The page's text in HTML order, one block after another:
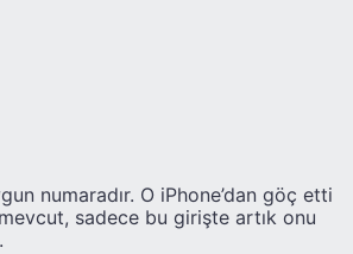
numaradır. O iPhone’dan göç etti
sadece bu girişte artık onu